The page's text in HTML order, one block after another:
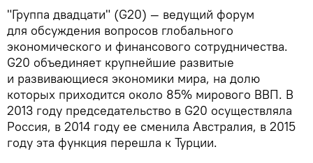
"Группа двадцати" (G20) — ведущий форум
для обсуждения вопросов глобального
экономического и финансового сотрудничества.
G20 объединяет крупнейшие развитые
и развивающиеся экономики мира, на долю
которых приходится около 85% мирового ВВП. В
2013 году председательство в G20 осуществляла
Россия, в 2014 году ее сменила Австралия, в 2015
году эта функция перешла к Турции.